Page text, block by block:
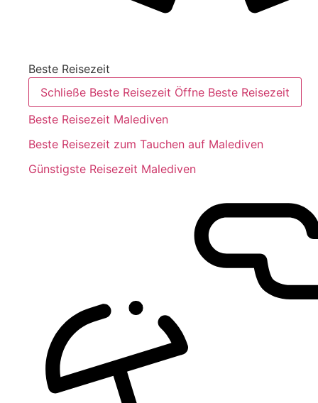
Beste Reisezeit
Schließe Beste Reisezeit Öffne Beste Reisezeit
Beste Reisezeit Malediven
Beste Reisezeit zum Tauchen auf Malediven
Günstigste Reisezeit Malediven